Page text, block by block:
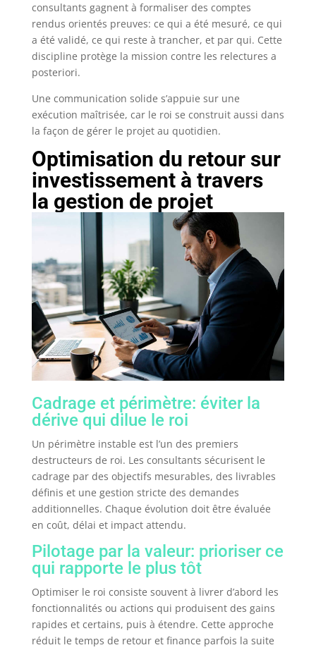
consultants gagnent à formaliser des comptes
rendus orientés preuves: ce qui a été mesuré, ce qui
a été validé, ce qui reste à trancher, et par qui. Cette
discipline protège la mission contre les relectures a
posteriori.
Une communication solide s’appuie sur une
exécution maîtrisée, car le roi se construit aussi dans
la façon de gérer le projet au quotidien.
Optimisation du retour sur
investissement à travers
la gestion de projet
Cadrage et périmètre: éviter la
dérive qui dilue le roi
Un périmètre instable est l’un des premiers
destructeurs de roi. Les consultants sécurisent le
cadrage par des objectifs mesurables, des livrables
définis et une gestion stricte des demandes
additionnelles. Chaque évolution doit être évaluée
en coût, délai et impact attendu.
Pilotage par la valeur: prioriser ce
qui rapporte le plus tôt
Optimiser le roi consiste souvent à livrer d’abord les
fonctionnalités ou actions qui produisent des gains
rapides et certains, puis à étendre. Cette approche
réduit le temps de retour et finance parfois la suite